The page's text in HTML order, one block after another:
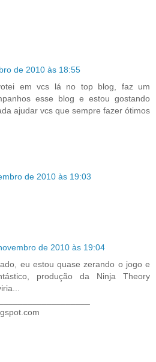
de 2010 às 18:55
em vcs lá no top blog, faz um
esse blog e estou gostando
ajudar vcs que sempre fazer ótimos
de 2010 às 19:03
de 2010 às 19:04
eu estou quase zerando o jogo e
produção da Ninja Theory